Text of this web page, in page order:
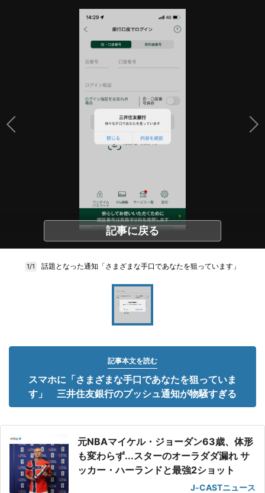
記事に戻る
1/1 話題となった通知「さまざまな手口であなたを狙っています」
記事本文を読む
スマホに「さまざまな手口であなたを狙っていま
す」 三井住友銀行のプッシュ通知が物騒すぎる
元NBAマイケル・ジョーダン63歳、体形
も変わらず...スターのオーラダダ漏れ サ
ッカー・ハーランドと最強2ショット
J-CASTニュース